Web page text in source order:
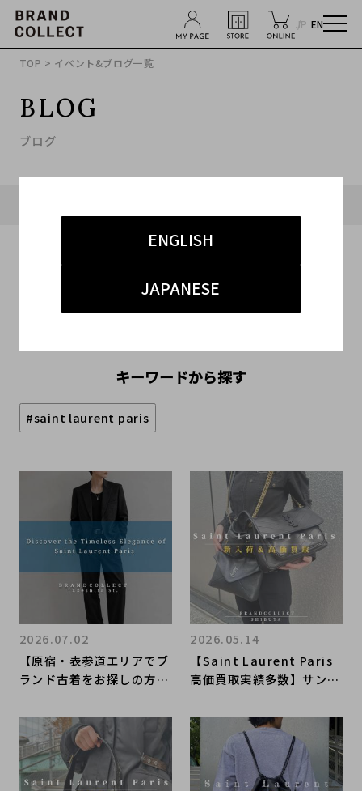
JP EN
ENGLISH
JAPANESE
TOP > イベント&ブログ一覧
BLOG
ブログ
キーワードから探す
#saint laurent paris
【原宿・表参道エリアでブ
ランド古着をお探しの方
sエディ期テーラードジャ
ケット新入荷と買取のご案
内｜ブランドコレクト原宿
竹下通り店
2026.07.02
【Saint Laurent Paris
高価買取実績多数】サンロ
ランドコレクト渋谷店へ
新宿/目黒/代々木/恵比寿/
代官山などでご売却を検討
中の方にお勧めです！
2026.05.14